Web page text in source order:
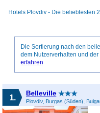
Hotels Plovdiv - Die beliebtesten
Die Sortierung nach den
dem Nutzerverhalten und
erfahren
1. Belleville
Plovdiv, Burgas (Süden),